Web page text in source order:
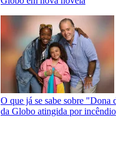
O que já se sabe sobre "Dona
da Globo atingida por incêndio